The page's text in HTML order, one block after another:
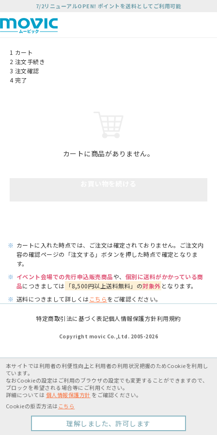
7/2リニューアルOPEN! ポイントを送料としてご利用可能
1 カート
2 注文手続き
3 注文確認
4 完了
カートに商品がありません。
※ カートに入れた時点では、ご注文は確定されておりません。ご注文内
容の確認ページの「注文する」ボタンを押した時点で確定となりま
す。
※ イベント会場での先行申込販売商品や、 個別に送料がかかっている商
品につきましては 「8,500円以上送料無料」の対象外 となります。
※ 送料につきまして詳しくはこちらをご確認ください。
特定商取引法に基づく表記個人情報保護方針利用規約
Copyright movic Co.,Ltd. 2005-2026
本サイトでは利用者の利便性向上と利用者の利用状況把握のためCookieを利用し
ています。
なおCookieの設定はご利用のブラウザの設定でも変更することができますので、
ブロックを希望される場合等にご利用ください。
詳細については 個人情報保護方針 をご確認ください。
Cookieの拒否方法は こちら
理解しました、許可します